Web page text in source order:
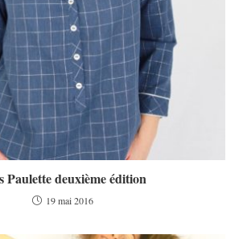
Paulette deuxième édition
19 mai 2016